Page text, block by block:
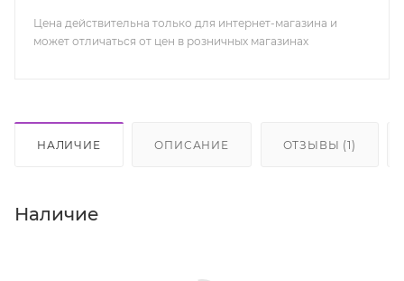
Цена действительна только для интернет-магазина и
может отличаться от цен в розничных магазинах
НАЛИЧИЕ ОПИСАНИЕ ОТЗЫВЫ (1)
Наличие